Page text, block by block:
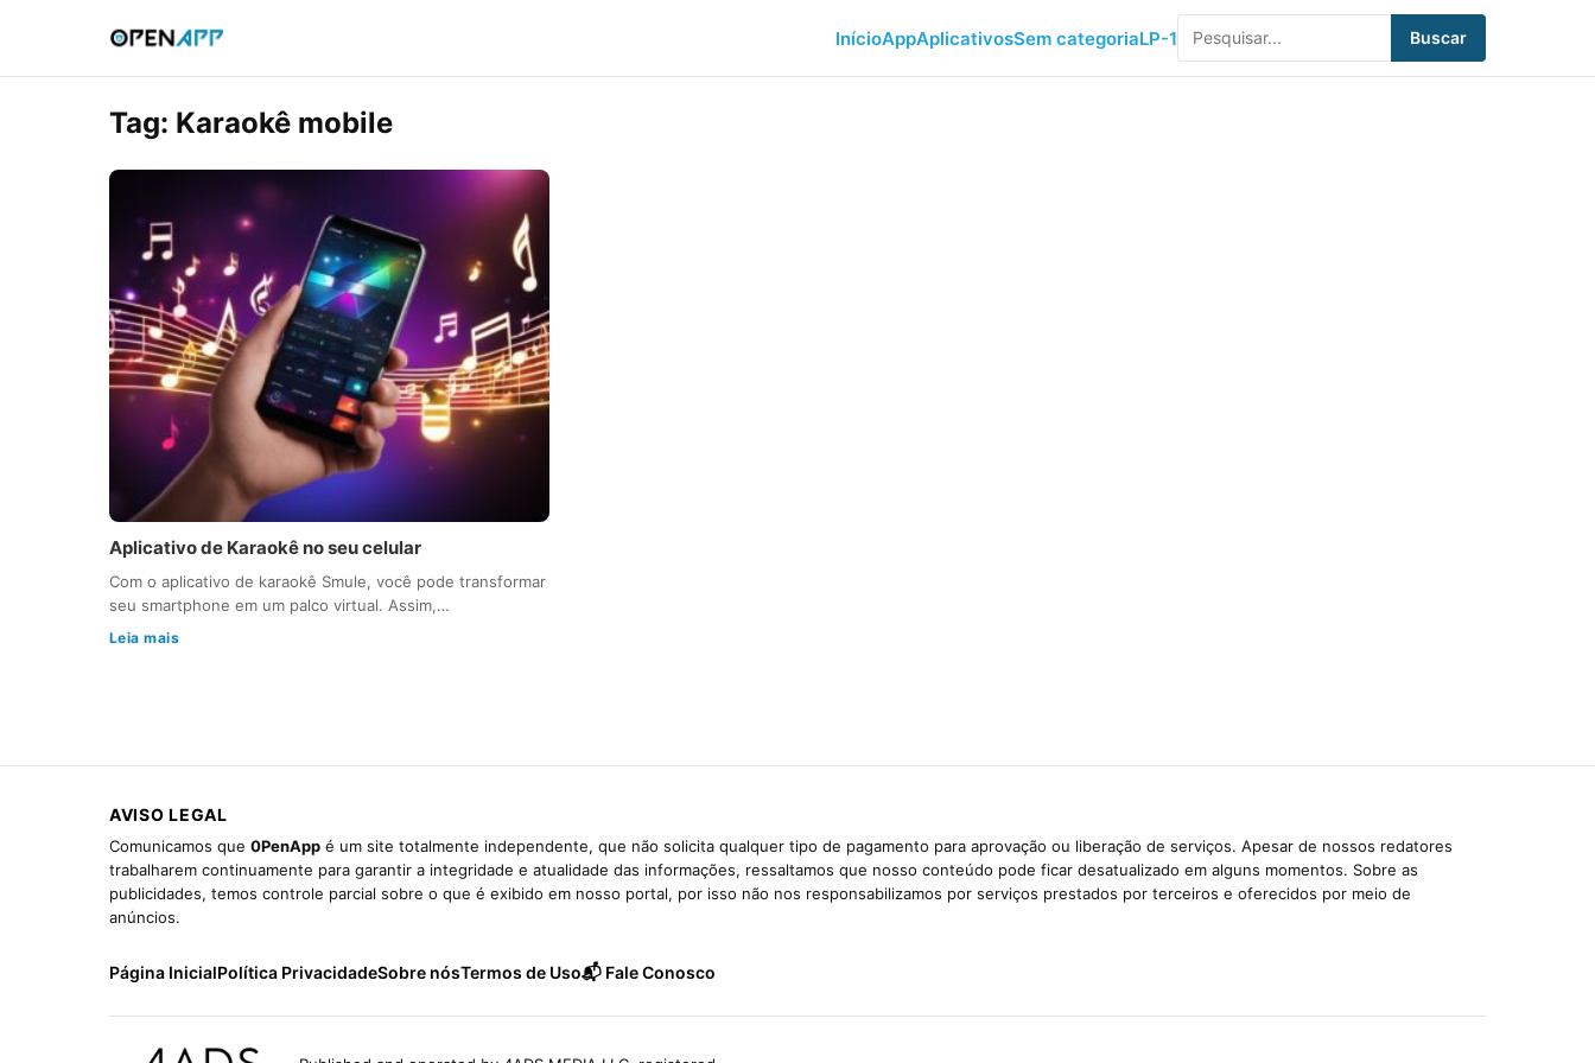
InícioAppAplicativosSem categoriaLP-1 Buscar
Tag: Karaokê mobile
Aplicativo de Karaokê no seu celular
Com o aplicativo de karaokê Smule, você pode transformar
seu smartphone em um palco virtual. Assim,…
Leia mais
AVISO LEGAL
Comunicamos que 0PenApp é um site totalmente independente, que não solicita qualquer tipo de pagamento para aprovação ou liberação de serviços. Apesar de nossos redatores
trabalharem continuamente para garantir a integridade e atualidade das informações, ressaltamos que nosso conteúdo pode ficar desatualizado em alguns momentos. Sobre as
publicidades, temos controle parcial sobre o que é exibido em nosso portal, por isso não nos responsabilizamos por serviços prestados por terceiros e oferecidos por meio de
anúncios.
Página InicialPolítica PrivacidadeSobre nósTermos de Uso📬 Fale Conosco